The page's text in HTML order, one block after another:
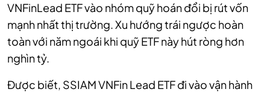
VNFinLead ETF vào nhóm quỹ hoán đổi bị rút vốn
mạnh nhất thị trường. Xu hướng trái ngược hoàn
toàn với năm ngoái khi quỹ ETF này hút ròng hơn
nghìn tỷ.
Được biết, SSIAM VNFin Lead ETF đi vào vận hành